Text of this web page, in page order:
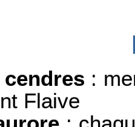
cendres :
Flaive